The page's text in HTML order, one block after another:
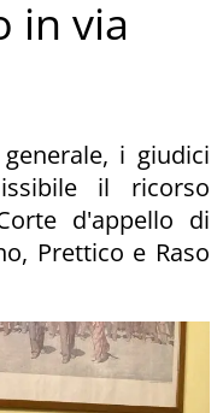
in via
i giudici
il ricorso
d'appello di
Prettico e Raso